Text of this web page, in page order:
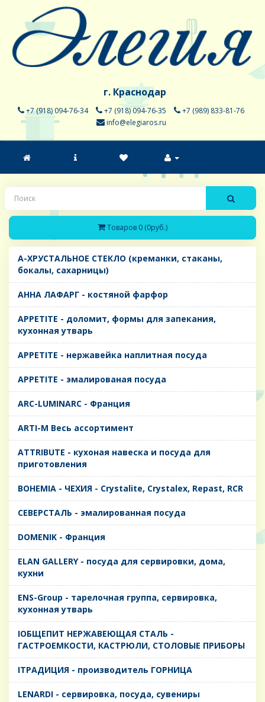
г. Краснодар
+7 (918) 094-76-34 +7 (918) 094-76-35
+7 (989) 833-81-76
info@elegiaros.ru
Товаров 0 (0руб.)
A-ХРУСТАЛЬНОЕ СТЕКЛО (креманки, стаканы,
бокалы, сахарницы)
AHHA ЛАФАРГ - костяной фарфор
APPETITE - доломит, формы для запекания,
кухонная утварь
APPETITE - нержавейка наплитная посуда
APPETITE - эмалированая посуда
ARC-LUMINARC - Франция
ARTI-M Весь ассортимент
ATTRIBUTE - кухоная навеска и посуда для
приготовления
BOHEMIA - ЧЕХИЯ - Crystalite, Crystalex, Repast, RCR
CЕВЕРСТАЛЬ - эмалированная посуда
DOMENIK - Франция
ELAN GALLERY - посуда для сервировки, дома,
кухни
ENS-Group - тарелочная группа, сервировка,
кухонная утварь
IОБЩЕПИТ НЕРЖАВЕЮЩАЯ СТАЛЬ -
ГАСТРОЕМКОСТИ, КАСТРЮЛИ, СТОЛОВЫЕ ПРИБОРЫ
IТРАДИЦИЯ - производитель ГОРНИЦА
LENARDI - сервировка, посуда, сувениры